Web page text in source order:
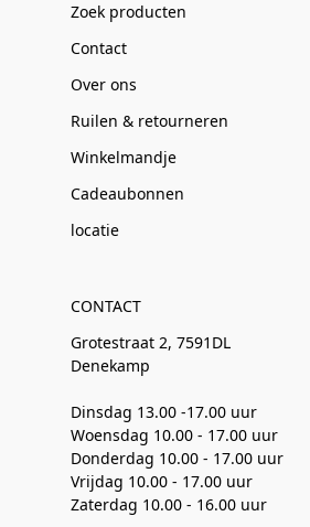
Zoek producten
Contact
Over ons
Ruilen & retourneren
Winkelmandje
Cadeaubonnen
locatie
CONTACT
Grotestraat 2, 7591DL
Denekamp
Dinsdag 13.00 -17.00 uur
Woensdag 10.00 - 17.00 uur
Donderdag 10.00 - 17.00 uur
Vrijdag 10.00 - 17.00 uur
Zaterdag 10.00 - 16.00 uur